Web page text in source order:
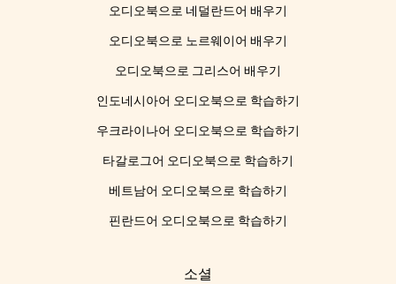
오디오북으로 네덜란드어 배우기
오디오북으로 노르웨이어 배우기
오디오북으로 그리스어 배우기
인도네시아어 오디오북으로 학습하기
우크라이나어 오디오북으로 학습하기
타갈로그어 오디오북으로 학습하기
베트남어 오디오북으로 학습하기
핀란드어 오디오북으로 학습하기
소셜